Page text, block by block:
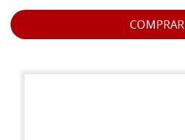
COMPRAR